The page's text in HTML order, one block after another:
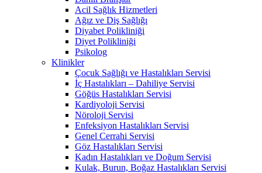
Acil Sağlık Hizmetleri
Ağız ve Diş Sağlığı
Diyabet Polikliniği
Diyet Polikliniği
Psikolog
Klinikler
Çocuk Sağlığı ve Hastalıkları Servisi
İç Hastalıkları – Dahiliye Servisi
Göğüs Hastalıkları Servisi
Kardiyoloji Servisi
Nöroloji Servisi
Enfeksiyon Hastalıkları Servisi
Genel Cerrahi Servisi
Göz Hastalıkları Servisi
Kadın Hastalıkları ve Doğum Servisi
Kulak, Burun, Boğaz Hastalıkları Servisi